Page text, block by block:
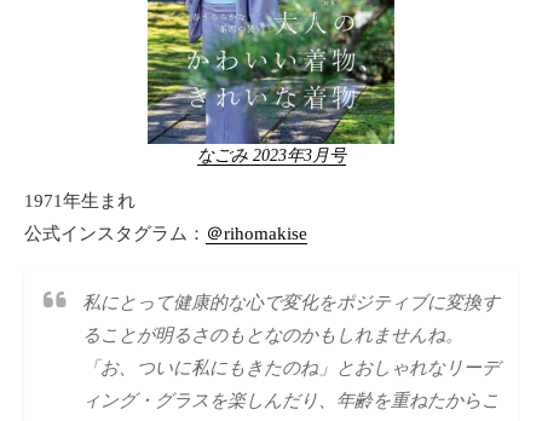
なごみ 2023年3月号
1971年生まれ
公式インスタグラム： ＠rihomakise
私にとって健康的な心で変化をポジティブに変換す
ることが明るさのもとなのかもしれませんね。
「お、ついに私にもきたのね」とおしゃれなリーデ
ィング・グラスを楽しんだり、年齢を重ねたからこ